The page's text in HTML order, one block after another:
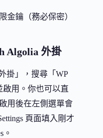
金鑰（務必保密）
Algolia 外掛
掛」，搜尋「WP
啟用。你也可以直
用後在左側選單會
頁面填入剛才
。